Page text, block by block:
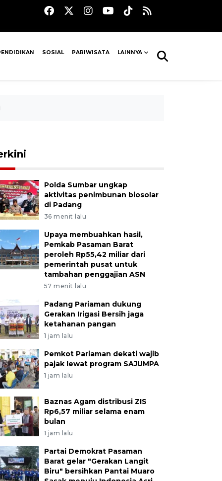
SOSIAL PARIWISATA LAINNYA
Polda Sumbar ungkap
aktivitas penimbunan biosolar
di Padang
36 menit lalu
Upaya membuahkan hasil,
Pemkab Pasaman Barat
peroleh Rp55,42 miliar dari
pemerintah pusat untuk
tambahan penggajian ASN
57 menit lalu
Padang Pariaman dukung
Gerakan Irigasi Bersih jaga
ketahanan pangan
1 jam lalu
Pemkot Pariaman dekati wajib
pajak lewat program SAJUMPA
1 jam lalu
Baznas Agam distribusi ZIS
Rp6,57 miliar selama enam
bulan
1 jam lalu
Partai Demokrat Pasaman
Barat gelar "Gerakan Langit
Biru" bersihkan Pantai Muaro